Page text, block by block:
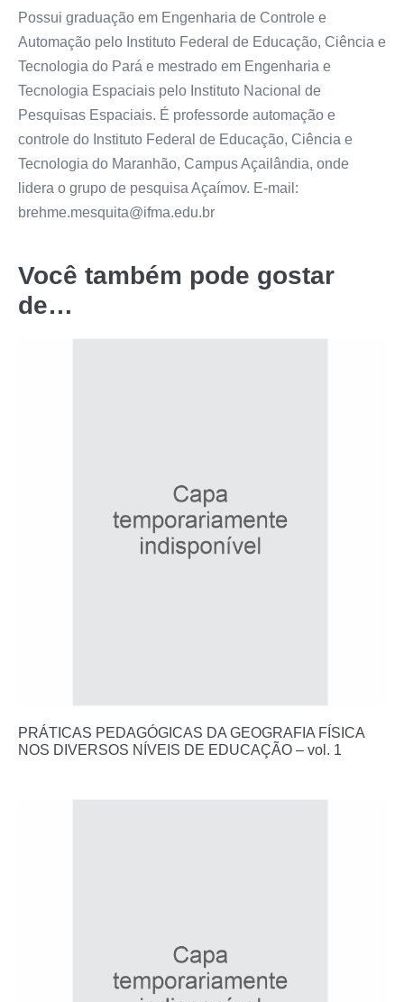
Possui graduação em Engenharia de Controle e
Automação pelo Instituto Federal de Educação, Ciência e
Tecnologia do Pará e mestrado em Engenharia e
Tecnologia Espaciais pelo Instituto Nacional de
Pesquisas Espaciais. É professorde automação e
controle do Instituto Federal de Educação, Ciência e
Tecnologia do Maranhão, Campus Açailândia, onde
lidera o grupo de pesquisa Açaímov. E-mail:
brehme.mesquita@ifma.edu.br
Você também pode gostar
de…
PRÁTICAS PEDAGÓGICAS DA GEOGRAFIA FÍSICA
NOS DIVERSOS NÍVEIS DE EDUCAÇÃO – vol. 1